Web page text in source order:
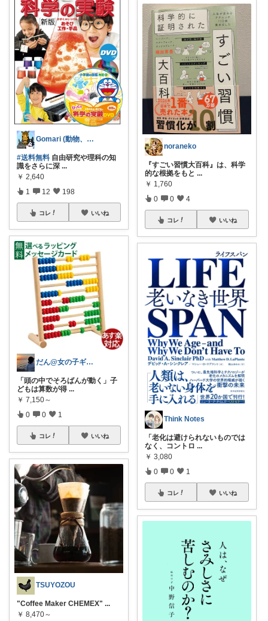
Gomari (動物、ハンドメイド好き)
#送料無料 自由研究や理科の知
識をさらに深 ...
￥ 2,640
1 12 198
コレ いいね
だん@女の子ギフト｜4･5歳向け厳選🎁
「頭の中でそろばんが動く」子
どもは算数が得 ...
￥ 7,150～
0 0 1
コレ いいね
TSUYOZOU
"Coffee Maker CHEMEX" ...
￥ 8,470～
noraneko
『すごい習慣大百科』は、科学
的な根拠をもと ...
￥ 1,760
0 0 4
コレ いいね
Think Notes
「老化は避けられないものでは
なく、コントロ ...
￥ 3,080
0 0 1
コレ いいね